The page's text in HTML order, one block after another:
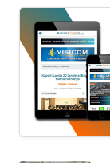
DAERAH
POLHUKAM
KRIMINAL